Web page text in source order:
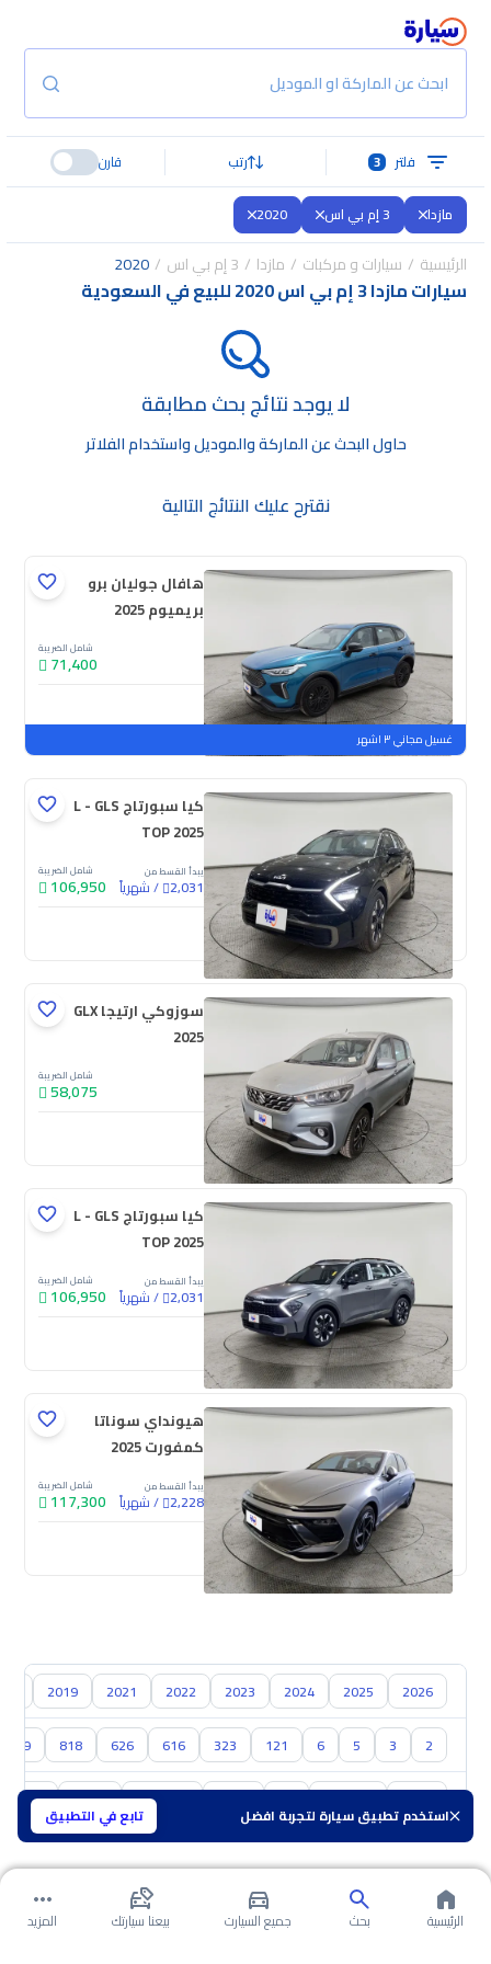
استخدم تطبيق سيارة لتجربة افضل تابع في التطبيق
ابحث عن الماركة او الموديل
فلتر 3 رتب قارن
مازدا 3 إم بي اس 2020
الرئيسية سيارات و مركبات مازدا 3 إم بي اس 2020
سيارات مازدا 3 إم بي اس 2020 للبيع في السعودية
لا يوجد نتائج بحث مطابقة
حاول البحث عن الماركة والموديل واستخدام الفلاتر
نقترح عليك النتائج التالية
هافال جوليان برو
بريميوم 2025
شامل الضريبة
71,400
جديدة
ملوحة
غسيل مجاني ٣ اشهر
كيا سبورتاج L - GLS
TOP 2025
يبدأ القسط من
2,031
/شهرياً
شامل الضريبة
106,950
جديدة
سوزوكي ارتيجا GLX
2025
شامل الضريبة
58,075
جديدة
كيا سبورتاج L - GLS
TOP 2025
يبدأ القسط من
2,031
/شهرياً
شامل الضريبة
106,950
جديدة
هيونداي سوناتا
كمفورت 2025
يبدأ القسط من
2,228
/شهرياً
شامل الضريبة
117,300
جديدة
2026
2025
2024
2023
2022
2021
2019
2
3
5
6
121
323
616
626
818
929
سوزوكي هافال GAC
الرئيسية بحث جميع السيارت بيعنا سيارتك المزيد